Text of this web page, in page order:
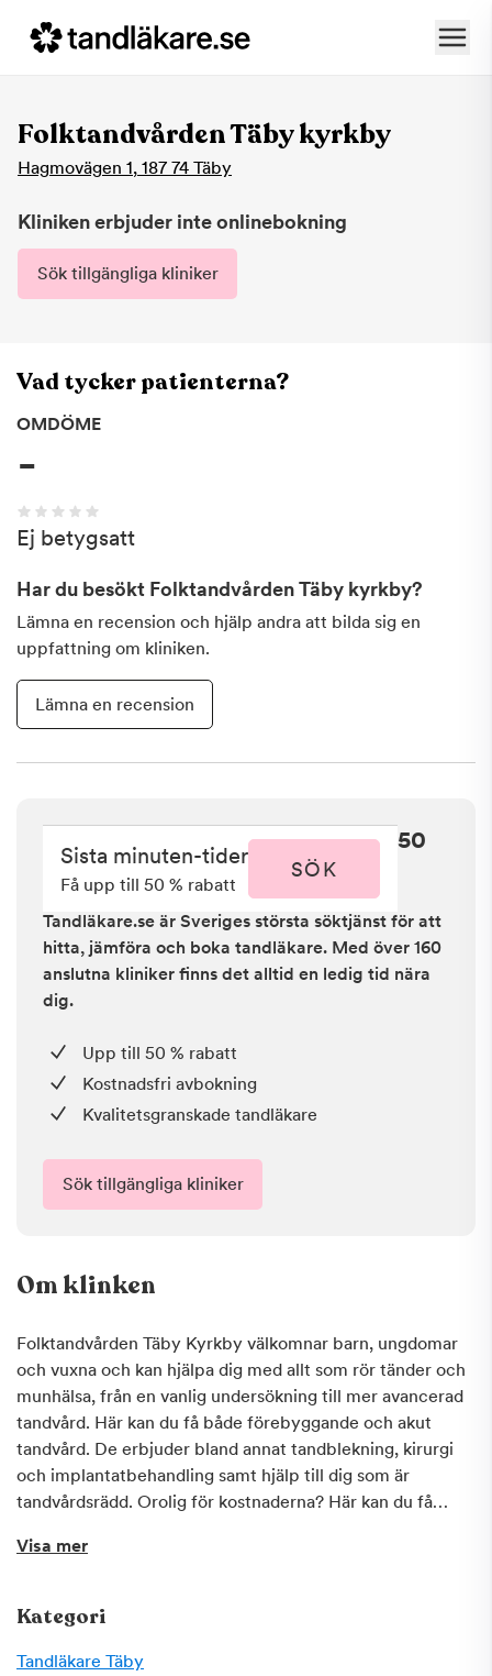
Folktandvården Täby kyrkby
Hagmovägen 1, 187 74 Täby
Kliniken erbjuder inte onlinebokning
Sök tillgängliga kliniker
Vad tycker patienterna?
OMDÖME
-
Ej betygsatt
Har du besökt Folktandvården Täby kyrkby?
Lämna en recension och hjälp andra att bilda sig en
uppfattning om kliniken.
Lämna en recension
Sista minuten i Täby - få upp till 50
% rabatt
Tandläkare.se är Sveriges största söktjänst för att
hitta, jämföra och boka tandläkare. Med över 160
anslutna kliniker finns det alltid en ledig tid nära
dig.
Upp till 50 % rabatt
Kostnadsfri avbokning
Kvalitetsgranskade tandläkare
Sök tillgängliga kliniker
Sista minuten-tider
Få upp till 50 % rabatt
SÖK
Om klinken
Folktandvården Täby Kyrkby välkomnar barn, ungdomar
och vuxna och kan hjälpa dig med allt som rör tänder och
munhälsa, från en vanlig undersökning till mer avancerad
tandvård. Här kan du få både förebyggande och akut
tandvård. De erbjuder bland annat tandblekning, kirurgi
och implantatbehandling samt hjälp till dig som är
tandvårdsrädd. Orolig för kostnaderna? Här kan du få
samarbete med Folktandvårdens specialister.
får tandvård anpassad efter just dina behov. Vid akuta
besvär när kliniken är stängd, vänd dig till Folktandvården
Akuten på Fleminggatan 48 (intill Västermalmsgallerian).
Visa mer
Kategori
Tandläkare Täby